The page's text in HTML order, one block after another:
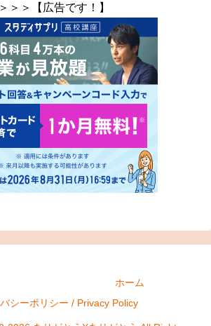
＞＞＞【広告です！】
ホーム
シーポリシー / Privacy Policy